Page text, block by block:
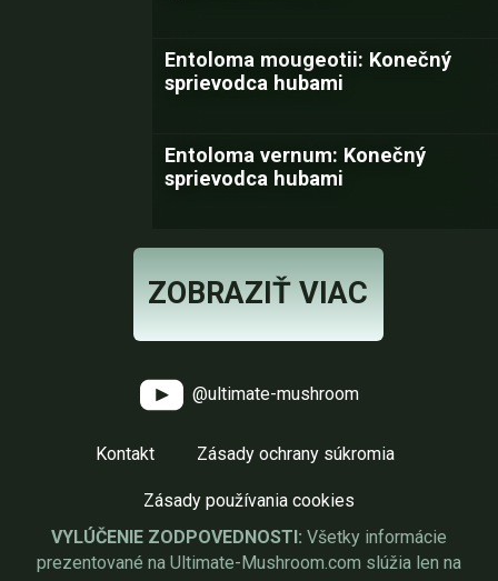
Entoloma mougeotii: Konečný
sprievodca hubami
Entoloma vernum: Konečný
sprievodca hubami
ZOBRAZIŤ VIAC
@ultimate-mushroom
Kontakt Zásady ochrany súkromia
Zásady používania cookies
VYLÚČENIE ZODPOVEDNOSTI: Všetky informácie
prezentované na Ultimate-Mushroom.com slúžia len na